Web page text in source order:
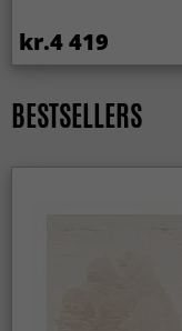
kr.4 419
BESTSELLERS